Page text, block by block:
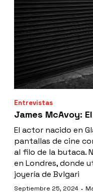
Entrevistas
James McAvoy:
El actor nacido en
pantallas de cine
al filo de la butaca.
en Londres, donde
joyería de Bvlgari
Septiembre 25, 2024 ·